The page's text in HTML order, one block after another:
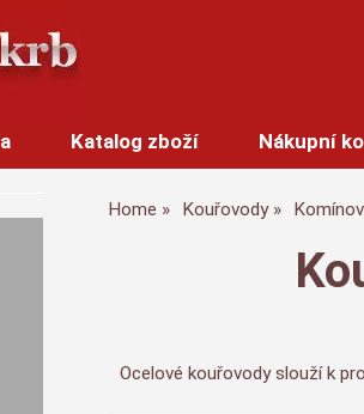
Katalog zboží Nákupní
Home Kouřovody
Ocelové kouřovody slouží k